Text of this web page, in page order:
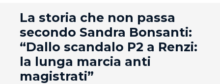
La storia che non passa
secondo Sandra Bonsanti:
“Dallo scandalo P2 a Renzi:
la lunga marcia anti
magistrati”